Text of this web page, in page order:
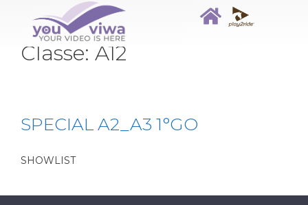
Classe: A12
SPECIAL A2_A3 1°GO
SHOWLIST